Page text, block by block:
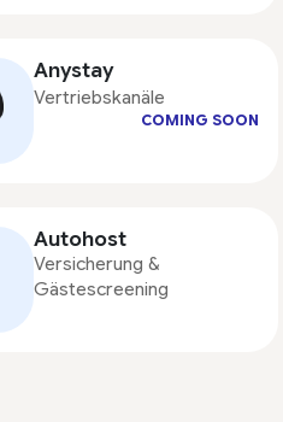
Anystay
Vertriebskanäle
COMING SOON
Autohost
Versicherung &
Gästescreening